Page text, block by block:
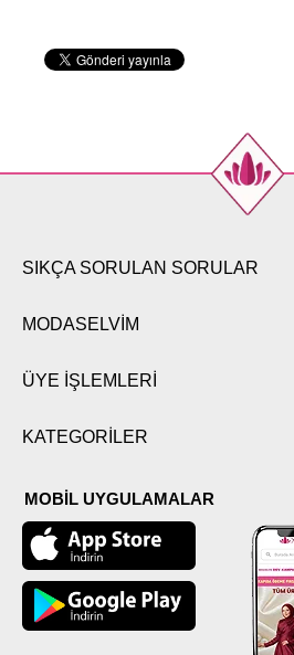
SIKÇA SORULAN SORULAR
MODASELVİM
ÜYE İŞLEMLERİ
KATEGORİLER
MOBİL UYGULAMALAR